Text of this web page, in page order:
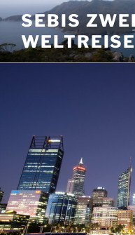
Zum
Inhalt
springen
SEBIS
WELTREISE